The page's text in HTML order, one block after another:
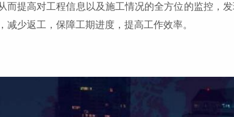
而提高对工程信息以及施工情况的全方位的监控，
减少返工，保障工期进度，提高工作效率。